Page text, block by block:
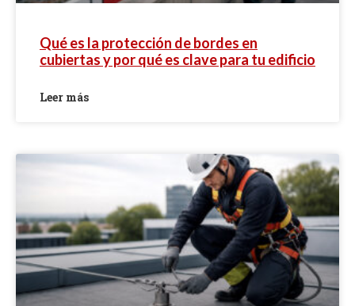
Qué es la protección de bordes en
cubiertas y por qué es clave para tu edificio
Leer más